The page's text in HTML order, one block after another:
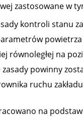
zastosowane w
kontroli stanu
równoległej na
zasady powinny
ruchu
na